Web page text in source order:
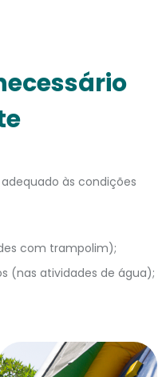
às condições
com trampolim);
(nas atividades de água);